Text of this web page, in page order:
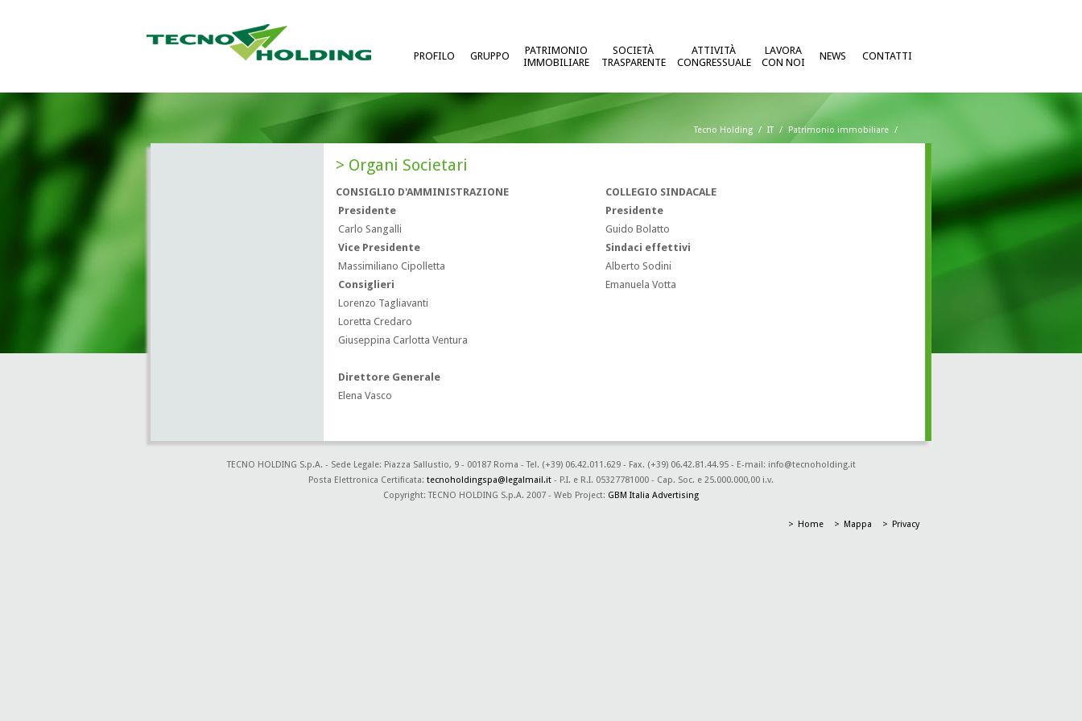
PROFILO GRUPPO
PATRIMONIO
IMMOBILIARE
SOCIETÀ
TRASPARENTE
ATTIVITÀ
CONGRESSUALE
LAVORA
CON NOI
NEWS CONTATTI
Tecno Holding / IT / Patrimonio immobiliare /
Organi Societari
CONSIGLIO D'AMMINISTRAZIONE
COLLEGIO SINDACALE
Presidente
Presidente
Carlo Sangalli
Guido Bolatto
Vice Presidente
Sindaci effettivi
Massimiliano Cipolletta
Alberto Sodini
Consiglieri
Emanuela Votta
Lorenzo Tagliavanti
Loretta Credaro
Giuseppina Carlotta Ventura
Direttore Generale
Elena Vasco
TECNO HOLDING S.p.A. - Sede Legale: Piazza Sallustio, 9 - 00187 Roma - Tel. (+39) 06.42.011.629 - Fax. (+39) 06.42.81.44.95 - E-mail: info@tecnoholding.it
Posta Elettronica Certificata: tecnoholdingspa@legalmail.it - P.I. e R.I. 05327781000 - Cap. Soc. e 25.000.000,00 i.v.
Copyright: TECNO HOLDING S.p.A. 2007 - Web Project: GBM Italia Advertising
Home Mappa Privacy